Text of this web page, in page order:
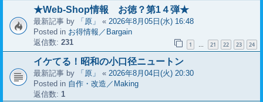
★Web-Shop情報 お徳？第1４弾★
最新記事 by 「原」 « 2026年8月05日(水) 16:48
Posted in お得情報／Bargain
返信数: 231 1 … 21 22 23 24
イケてる！昭和の小口径ニュートン
最新記事 by 「原」 « 2026年8月04日(火) 20:30
Posted in 自作・改造／Making
返信数: 1